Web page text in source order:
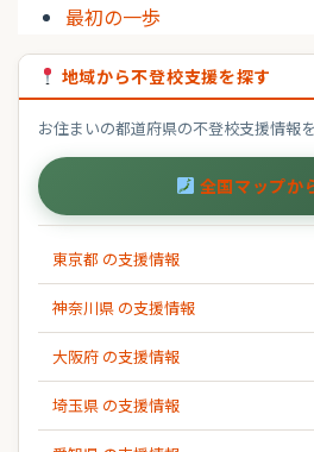
最初の一歩
地域から不登校支援を探す
お住まいの都道府県の不登校支援情報
全国マップか
東京都 の支援情報
神奈川県 の支援情報
大阪府 の支援情報
埼玉県 の支援情報